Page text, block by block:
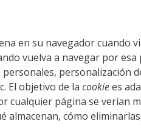
en su navegador cuando
vuelva a navegar por esa
personalización
El objetivo de la cookiees
cualquier página se verían
almacenan, cómo